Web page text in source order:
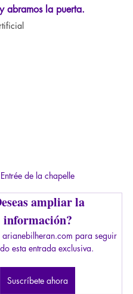
abramos la puerta.
Entrée de la chapelle
ampliar la
información?
arianebilheran.com para seguir
esta entrada exclusiva.
Suscríbete ahora